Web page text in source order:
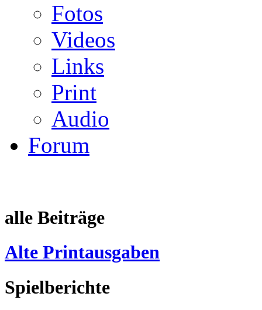
Fotos
Videos
Links
Print
Audio
Forum
alle Beiträge
Alte Printausgaben
Spielberichte